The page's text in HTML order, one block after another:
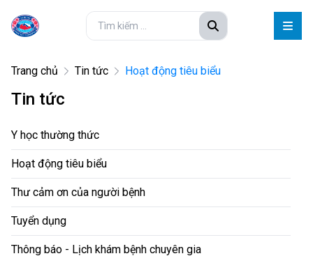
Trang chủ Tin tức Hoạt động tiêu biểu
Tin tức
Y học thường thức
Hoạt động tiêu biểu
Thư cảm ơn của người bệnh
Tuyển dụng
Thông báo - Lịch khám bệnh chuyên gia